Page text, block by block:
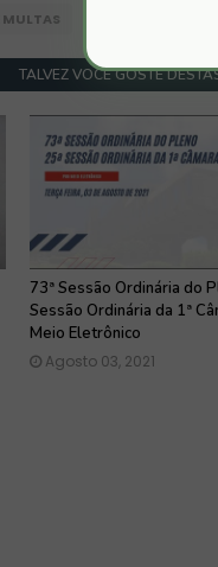
MULTAS
TALVEZ VOCÊ GOSTE
73ª Sessão Ordinária do
Sessão Ordinária da 1ª
Meio Eletrônico
Agosto 03, 2021